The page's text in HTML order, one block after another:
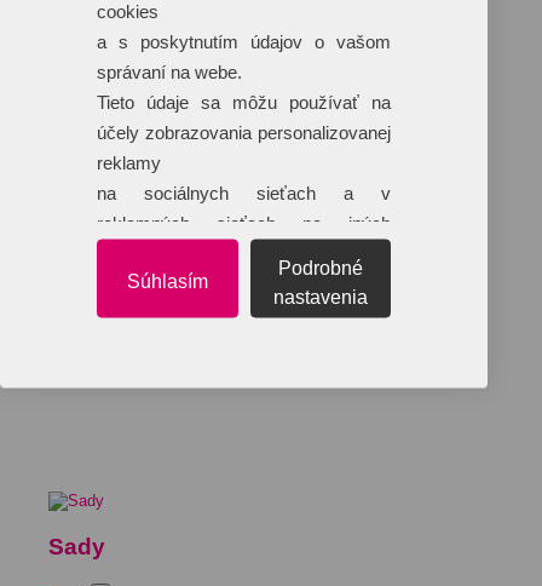
Sady
cookies
a s poskytnutím údajov o vašom
správaní na webe.
Tieto údaje sa môžu používať na
účely zobrazovania personalizovanej
reklamy
na sociálnych sieťach a v
reklamných sieťach na iných
Súhlasím
Podrobné
nastavenia